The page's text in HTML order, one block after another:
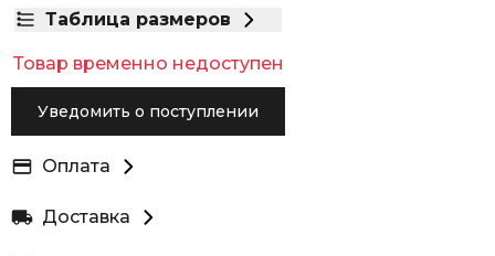
Таблица размеров
Товар временно недоступен
Уведомить о поступлении
Оплата
Доставка